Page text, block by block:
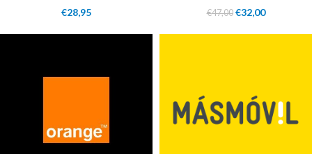
€28,95 €47,00 €32,00